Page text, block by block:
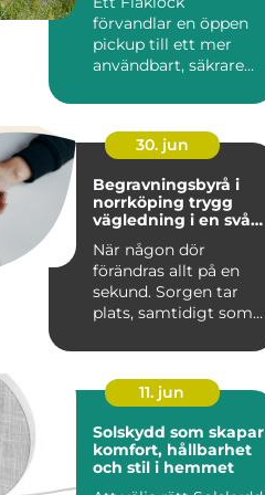
förvandlar en öppen
pickup till ett mer
användbart, säkrare
lastutrymme. Gen...
30. jun
Begravningsbyrå i
norrköping trygg
vägledning i en svår
När någon dör
förändras allt på en
sekund. Sorgen tar
plats, samtidigt som
kräver s...
11. jun
Solskydd som skapar
komfort, hållbarhet
och stil i hemmet